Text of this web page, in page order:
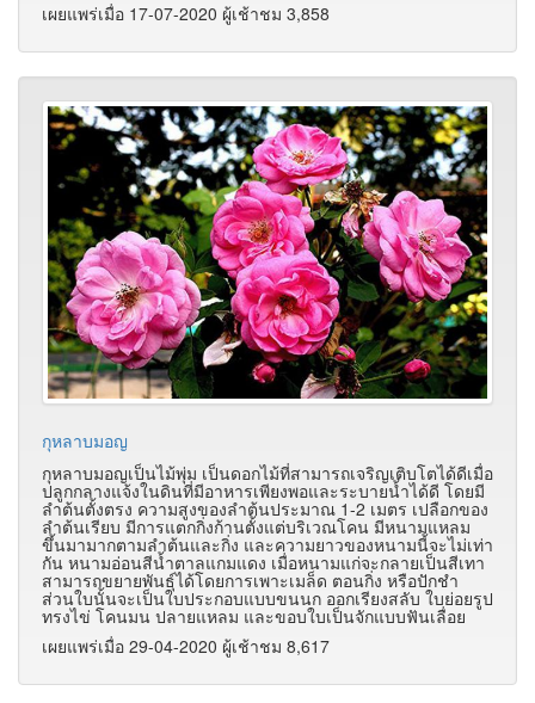
เผยแพร่เมื่อ 17-07-2020 ผู้เช้าชม 3,858
กุหลาบมอญ
กุหลาบมอญเป็นไม้พุ่ม เป็นดอกไม้ที่สามารถเจริญเติบโตได้ดีเมื่อ
ปลูกกลางแจ้งในดินที่มีอาหารเพียงพอและระบายน้ำได้ดี โดยมี
ลำต้นตั้งตรง ความสูงของลำต้นประมาณ 1-2 เมตร เปลือกของ
ลำต้นเรียบ มีการแตกกิ่งก้านตั้งแต่บริเวณโคน มีหนามแหลม
ขึ้นมามากตามลำต้นและกิ่ง และความยาวของหนามนี้จะไม่เท่า
กัน หนามอ่อนสีน้ำตาลแกมแดง เมื่อหนามแก่จะกลายเป็นสีเทา
สามารถขยายพันธุ์ได้โดยการเพาะเมล็ด ตอนกิ่ง หรือปักชำ
ส่วนใบนั้นจะเป็นใบประกอบแบบขนนก ออกเรียงสลับ ใบย่อยรูป
ทรงไข่ โคนมน ปลายแหลม และขอบใบเป็นจักแบบฟันเลื่อย
เผยแพร่เมื่อ 29-04-2020 ผู้เช้าชม 8,617